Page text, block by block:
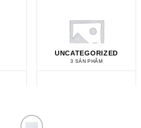
UNCATEGORIZED
3 SẢN PHẨM